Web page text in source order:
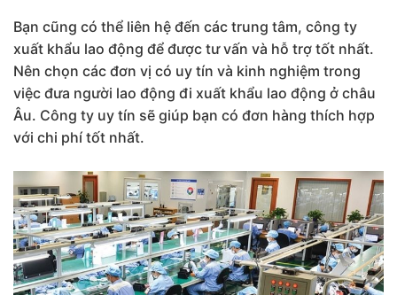
Bạn cũng có thể liên hệ đến các trung tâm, công ty
xuất khẩu lao động để được tư vấn và hỗ trợ tốt nhất.
Nên chọn các đơn vị có uy tín và kinh nghiệm trong
việc đưa người lao động đi xuất khẩu lao động ở châu
Âu. Công ty uy tín sẽ giúp bạn có đơn hàng thích hợp
với chi phí tốt nhất.